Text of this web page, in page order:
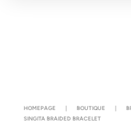
HOMEPAGE | BOUTIQUE |
SINGITA BRAIDED BRACELET